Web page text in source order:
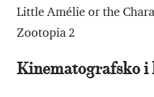
Little Amélie or the
Zootopia 2
Kinematografsko i